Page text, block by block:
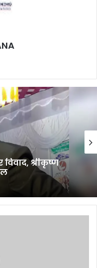
श्रीकृष्ण